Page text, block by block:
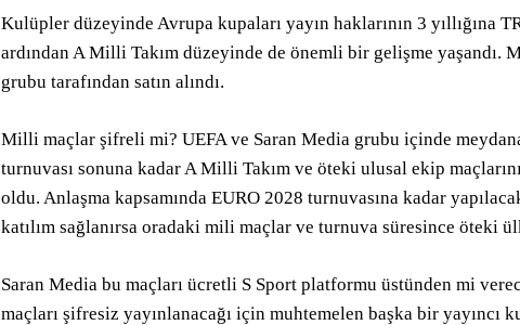
Kulüpler düzeyinde Avrupa kupaları yayın haklarının 3 yıllığına
ardından A Milli Takım düzeyinde de önemli bir gelişme yaşandı.
grubu tarafından satın alındı.
Milli maçlar şifreli mi? UEFA ve Saran Media grubu içinde
turnuvası sonuna kadar A Milli Takım ve öteki ulusal ekip
oldu. Anlaşma kapsamında EURO 2028 turnuvasına kadar
katılım sağlanırsa oradaki mili maçlar ve turnuva süresince öteki
Saran Media bu maçları ücretli S Sport platformu üstünden mi
maçları şifresiz yayınlanacağı için muhtemelen başka bir yayıncı